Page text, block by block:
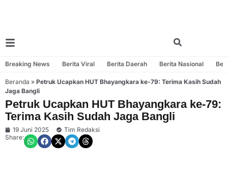
Breaking News Berita Viral Berita Daerah Berita Nasional
Beranda » Petruk Ucapkan HUT Bhayangkara ke-79: Terima Kasih Sudah
Jaga Bangli
Petruk Ucapkan HUT Bhayangkara ke-79:
Terima Kasih Sudah Jaga Bangli
19 Juni 2025
Tim Redaksi
Share: